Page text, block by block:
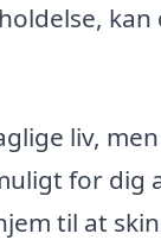
liv,
for
til at